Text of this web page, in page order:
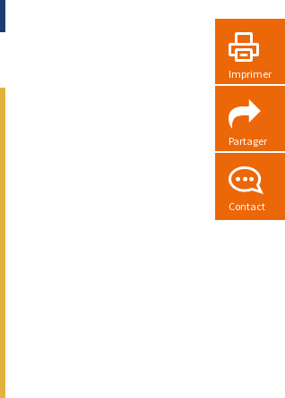
Imprimer
Partager
Contact